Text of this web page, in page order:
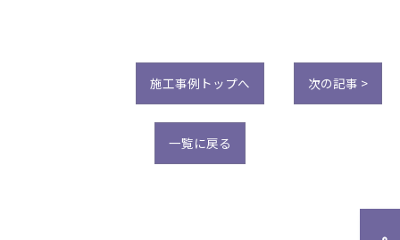
施工事例トップへ 次の記事 >
一覧に戻る